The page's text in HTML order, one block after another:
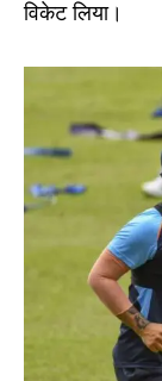
विकेट लिया।